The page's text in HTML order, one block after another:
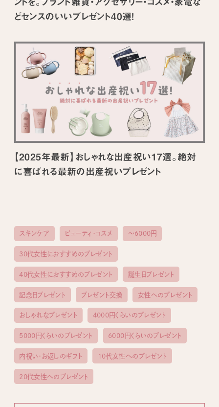
どセンスのいいプレゼント40選！
【2025年最新】おしゃれな出産祝い17選。絶対
に喜ばれる最新の出産祝いプレゼント
スキンケア ビューティ・コスメ 〜6000円
30代女性におすすめのプレゼント
40代女性におすすめのプレゼント 誕生日プレゼント
記念日プレゼント プレゼント交換 女性へのプレゼント
おしゃれなプレゼント 4000円くらいのプレゼント
5000円くらいのプレゼント 6000円くらいのプレゼント
内祝い・お返しのギフト 10代女性へのプレゼント
20代女性へのプレゼント